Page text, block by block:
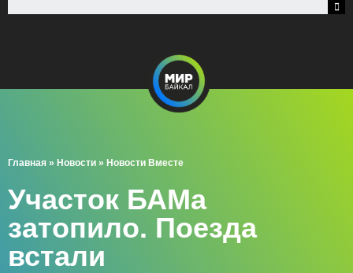
Главная » Новости » Новости Вместе
Участок БАМа
затопило. Поезда
встали